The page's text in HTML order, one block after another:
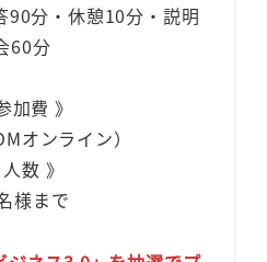
90分・休憩10分・説明
60分
加費 》
オンライン）
人数 》
様まで